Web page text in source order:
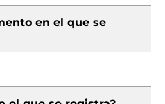
en el que se